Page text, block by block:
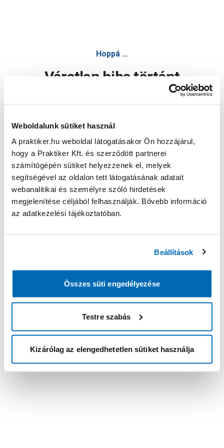
Weboldalunk sütiket használ
A praktiker.hu weboldal látogatásakor Ön hozzájárul,
hogy a Praktiker Kft. és szerződött partnerei
számítógépén sütiket helyezzenek el, melyek
segítségével az oldalon tett látogatásának adatait
webanalitikai és személyre szóló hirdetések
megjelenítése céljából felhasználják. Bővebb információ
az adatkezelési tájékoztatóban.
Beállítások
Összes süti engedélyezése
Testre szabás
Kizárólag az elengedhetetlen sütiket használja
Hoppá ...
Váratlan hiba történt
Oldal újratöltése